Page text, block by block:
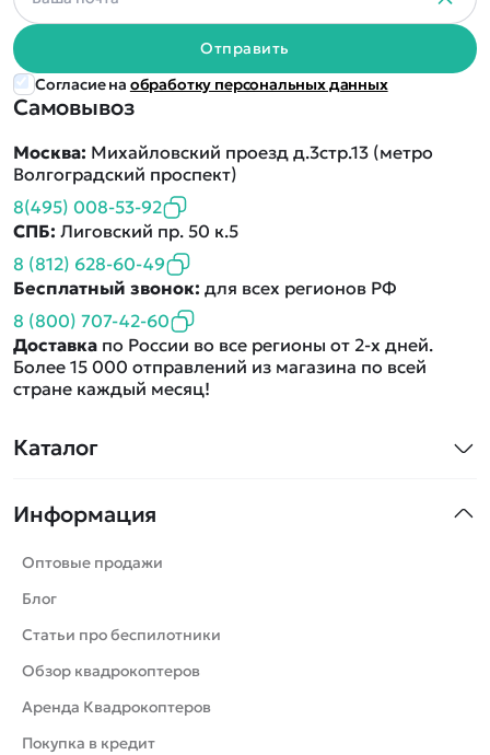
Каталог
Машинки
Танки
Вертолеты
Катера
Роботы
Самолеты
Сборные модели
Информация
Оптовые продажи
Блог
Статьи про беспилотники
Обзор квадрокоптеров
Аренда Квадрокоптеров
Покупка в кредит
Самовывоз
Москва: Михайловский проезд д.3стр.13 (метро
Волгоградский проспект)
8(495) 008-53-92
СПБ: Лиговский пр. 50 к.5
8 (812) 628-60-49
Бесплатный звонок: для всех регионов РФ
8 (800) 707-42-60
Доставка по России во все регионы от 2-х дней.
Более 15 000 отправлений из магазина по всей
стране каждый месяц!
Отправить
Согласие на обработку персональных данных